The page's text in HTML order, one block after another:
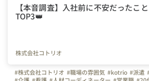
【本音調査】入社前に不安だったこ
TOP3👑
株式会社コトリオ
#株式会社コトリオ #職場の雰囲気 #kotrio #派遣